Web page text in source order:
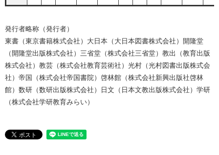
発行者略称（発行者）
東書（東京書籍株式会社）大日本（大日本図書株式会社）開隆堂
（開隆堂出版株式会社）三省堂（株式会社三省堂）教出（教育出版
株式会社）教芸（株式会社教育芸術社）光村（光村図書出版株式会
社）帝国（株式会社帝国書院）啓林館（株式会社新興出版社啓林
館）数研（数研出版株式会社）日文（日本文教出版株式会社）学研
（株式会社学研教育みらい）